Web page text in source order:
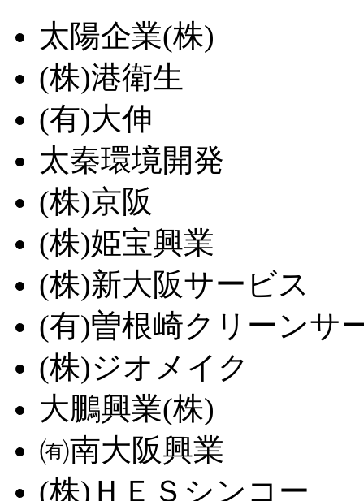
太陽企業(株)
(株)港衛生
(有)大伸
太秦環境開発
(株)京阪
(株)姫宝興業
(株)新大阪サービス
(有)曽根崎クリーンサ
(株)ジオメイク
大鵬興業(株)
㈲南大阪興業
(株)ＨＥＳシンコー